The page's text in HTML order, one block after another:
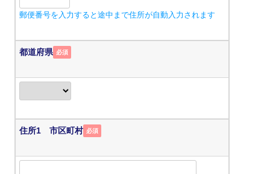
郵便番号を入力すると途中まで住所が自動入力されます
都道府県 必須
住所1 市区町村 必須